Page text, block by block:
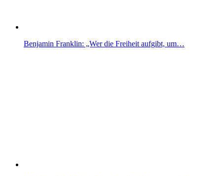
Benjamin Franklin: „Wer die Freiheit aufgibt, um…